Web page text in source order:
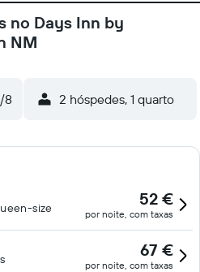
no Days Inn by
NM
8 2 hóspedes, 1 quarto
size 52 €
por noite, com taxas
67 €
por noite, com taxas